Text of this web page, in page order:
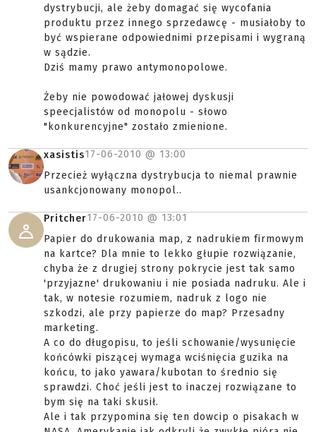
dystrybucji, ale żeby domagać się wycofania
produktu przez innego sprzedawcę - musiałoby to
być wspierane odpowiednimi przepisami i wygraną
w sądzie.
Dziś mamy prawo antymonopolowe.
Żeby nie powodować jałowej dyskusji
speecjalistów od monopolu - słowo
"konkurencyjne" zostało zmienione.
xasistis17-06-2010 @ 13:00
Przecież wyłączna dystrybucja to niemal prawnie
usankcjonowany monopol..
Pritcher17-06-2010 @ 13:01
Papier do drukowania map, z nadrukiem firmowym
na kartce? Dla mnie to lekko głupie rozwiązanie,
chyba że z drugiej strony pokrycie jest tak samo
'przyjazne' drukowaniu i nie posiada nadruku. Ale i
tak, w notesie rozumiem, nadruk z logo nie
szkodzi, ale przy papierze do map? Przesadny
marketing.
A co do długopisu, to jeśli schowanie/wysunięcie
końcówki piszącej wymaga wciśnięcia guzika na
końcu, to jako yawara/kubotan to średnio się
sprawdzi. Choć jeśli jest to inaczej rozwiązane to
bym się na taki skusił.
Ale i tak przypomina się ten dowcip o pisakach w